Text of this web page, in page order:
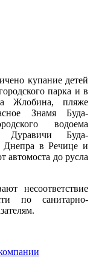
купание детей
парка и в
Жлобина, пляже
Знамя Буда-
водоема
Дуравичи Буда-
Днепра в Речице и
автомоста до русла
несоответствие
по санитарно-